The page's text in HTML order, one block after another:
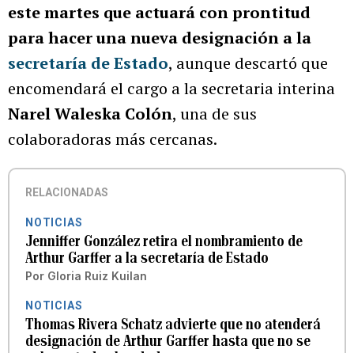
este martes que actuará con prontitud
para hacer una nueva designación a la
secretaría de Estado, aunque descartó que
encomendará el cargo a la secretaria interina
Narel Waleska Colón, una de sus
colaboradoras más cercanas.
RELACIONADAS
NOTICIAS
Jenniffer González retira el nombramiento de
Arthur Garffer a la secretaría de Estado
Por Gloria Ruiz Kuilan
NOTICIAS
Thomas Rivera Schatz advierte que no atenderá
designación de Arthur Garffer hasta que no se